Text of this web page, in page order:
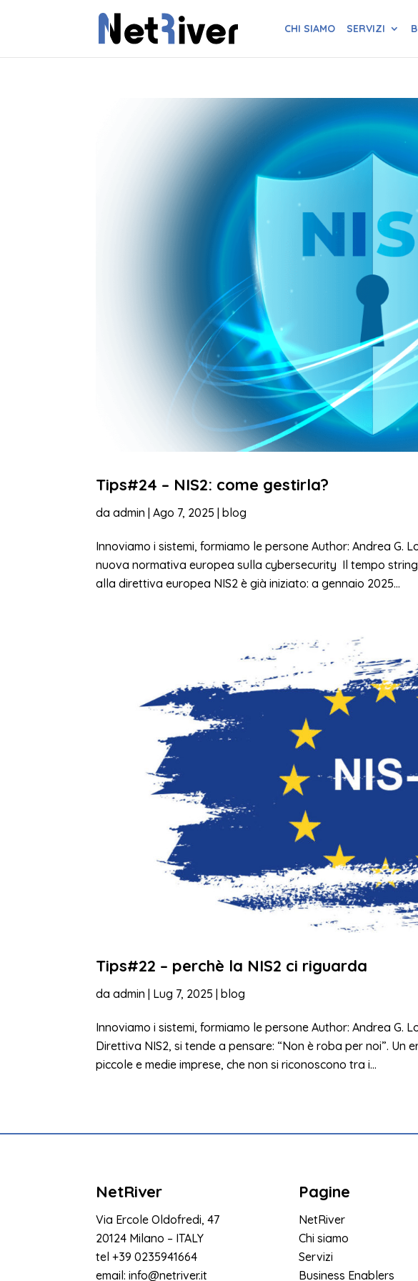
CHI SIAMO SERVIZI
Tips#24 – NIS2: come gestirla?
daadmin |Ago 7, 2025 |blog
Innoviamo i sistemi, formiamo le persone Author: Andrea G.
nuova normativa europea sulla cybersecurity Il tempo
alla direttiva europea NIS2 è già iniziato: a gennaio 2025...
Tips#22 – perchè la NIS2 ci riguarda
daadmin | Lug 7, 2025 |blog
Innoviamo i sistemi, formiamo le persone Author: Andrea
Direttiva NIS2, si tende a pensare: “Non è roba per noi”.
piccole e medie imprese, che non si riconoscono tra i...
NetRiver
Via Ercole Oldofredi, 47
20124 Milano – ITALY
tel+39 0235941664
email:info@netriver.it
Pagine
NetRiver
Chi siamo
Servizi
Business Enablers